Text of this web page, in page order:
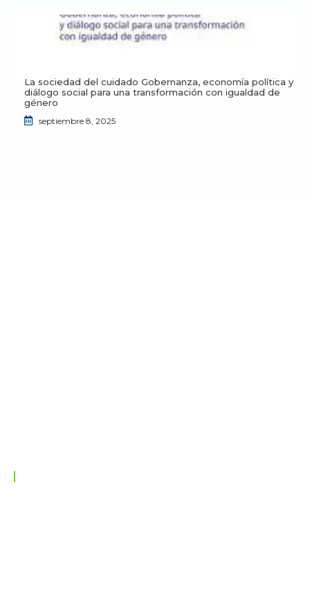
La sociedad del cuidado Gobernanza, economía política y
diálogo social para una transformación con igualdad de
género
septiembre 8, 2025